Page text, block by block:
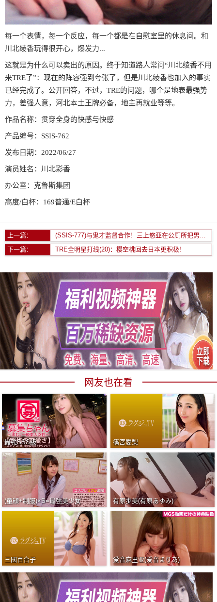
每一个表情，每一个反应，每一个都是在自慰室里的休息间。和
川北绫香玩得很开心，爆发力...
这就是为什么可以卖出的原因。终于知道路人常问“川北绫香不用
来TRE了”：现在的阵容强到夸张了，但是川北绫香也加入的事实
已经完成了。公开回答，不过，TRE的问题，哪个是地表最强势
力，差强人意，河北本土王牌必备，地主再就业等等。
作品名称：贯穿全身的快感与快感
产品编号：SSIS-762
发布日期：2022/06/27
演员姓名：川北彩香
办公室：克鲁斯集团
高度/白杯：169普通/E白杯
上一篇：
(SSIS-777)与鬼才监督合作！三上悠亚在公厕所把男优KO！
下一篇：
TRE全明星打线(20)：樱空桃回去日本更积极！
网友也在看
最強SSS級 篠宮愛梨
(童顔+制服)×S=最強美少女 有原步美(有原あゆみ)
三國百合子 爱音麻里亚(爱音まりあ)